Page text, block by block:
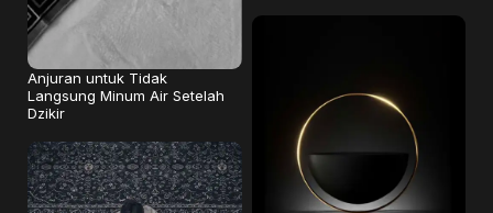
Anjuran untuk Tidak
Langsung Minum Air Setelah
Dzikir